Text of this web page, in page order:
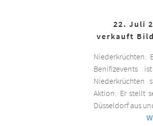
22. Juli
verkauft
Niederkrüchten.
Benifizevents
Niederkrüchten
Aktion. Er stellt
Düsseldorf aus